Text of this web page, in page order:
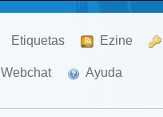
Etiquetas Ezine
Webchat Ayuda